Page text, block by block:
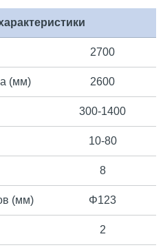
2700
(мм) 2600
300-1400
10-80
8
(мм) Φ123
2